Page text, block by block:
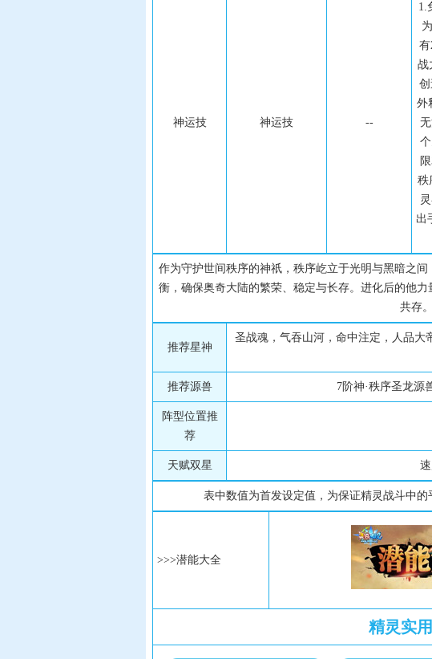
神运技 神运技 --
1.
战
外
秩
出
作为守护世间秩序的神祇，秩序屹立于光明与黑暗之
衡，确保奥奇大陆的繁荣、稳定与长存。进化后的他
共存。
推荐星神
圣战魂，气吞山河，命中注定，人品大
推荐源兽 7阶神·秩序圣龙源
阵型位置推
荐
天赋双星
表中数值为首发设定值，为保证精灵战斗中
>>>潜能大全
精灵实